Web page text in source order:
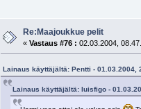
Re:Maajoukkue pelit
«Vastaus #76 : 02.03.2004,
Lainaus käyttäjältä: Pentti - 01.03.2004,
Lainaus käyttäjältä: luisfigo -